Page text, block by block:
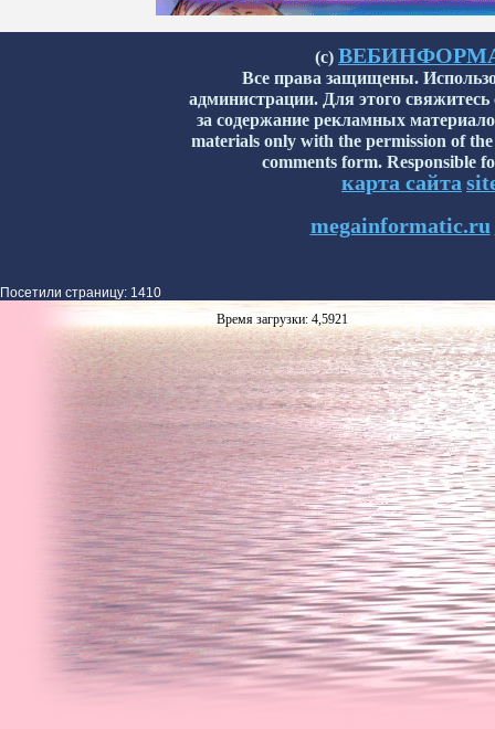
(с)
Все права защищены.
администрации. Для этого
за содержание рекламных
materials only with the permission of
comments form. Responsible
карта сайта
megainformatic.ru
Посетили страницу: 1410
Время загрузки: 4,5921